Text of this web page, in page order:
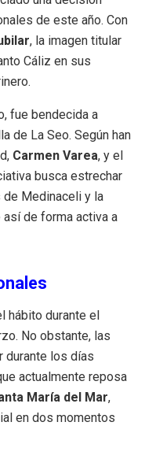
de este año. Con
, la imagen titular
Cáliz en sus
.
fue bendecida a
de La Seo. Según han
Carmen Varea, y el
busca estrechar
Medinaceli y la
de forma activa a
hábito durante el
. No obstante, las
durante los días
actualmente reposa
María del Mar,
en dos momentos